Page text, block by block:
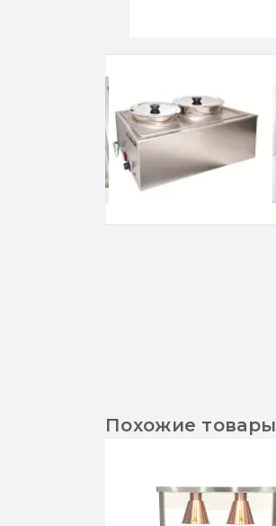
Похожие товары